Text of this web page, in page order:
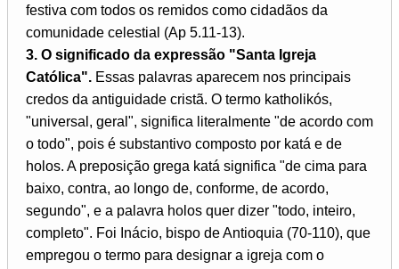
festiva com todos os remidos como cidadãos da
comunidade celestial (Ap 5.11-13).
3. O significado da expressão "Santa Igreja
Católica". Essas palavras aparecem nos principais
credos da antiguidade cristã. O termo katholikós,
"universal, geral", significa literalmente "de acordo com
o todo", pois é substantivo composto por katá e de
holos. A preposição grega katá significa "de cima para
baixo, contra, ao longo de, conforme, de acordo,
segundo", e a palavra holos quer dizer "todo, inteiro,
completo". Foi Inácio, bispo de Antioquia (70-110), que
empregou o termo para designar a igreja com o